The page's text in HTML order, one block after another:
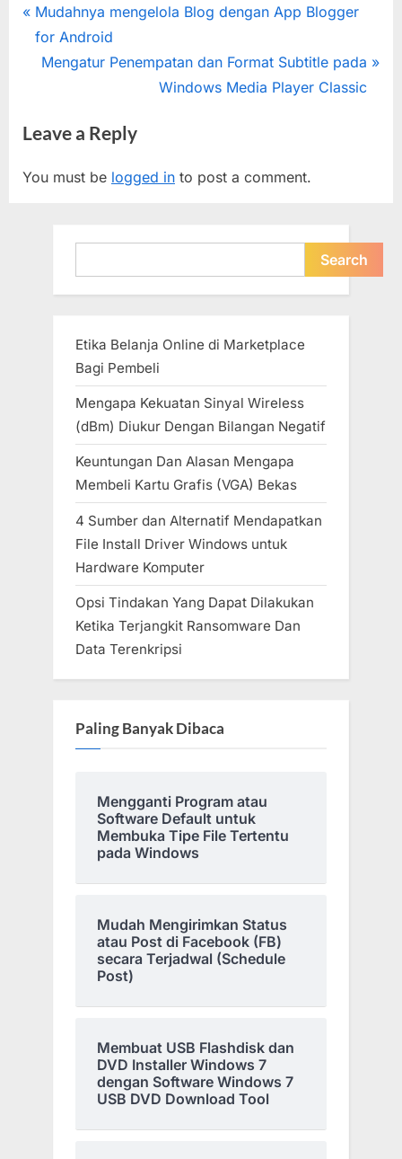
Post
navigation
P
r
o
s
Mudahnya mengelola Blog dengan App Blogger
for Android
N
t
o
Mengatur Penempatan dan Format Subtitle pada
Windows Media Player Classic
Leave a Reply
You must be logged in to post a comment.
Search
Etika Belanja Online di Marketplace
Bagi Pembeli
Mengapa Kekuatan Sinyal Wireless
(dBm) Diukur Dengan Bilangan Negatif
Keuntungan Dan Alasan Mengapa
Membeli Kartu Grafis (VGA) Bekas
4 Sumber dan Alternatif Mendapatkan
File Install Driver Windows untuk
Hardware Komputer
Opsi Tindakan Yang Dapat Dilakukan
Ketika Terjangkit Ransomware Dan
Data Terenkripsi
Paling Banyak Dibaca
Mengganti Program atau
Software Default untuk
Membuka Tipe File Tertentu
pada Windows
Mudah Mengirimkan Status
atau Post di Facebook (FB)
secara Terjadwal (Schedule
Post)
Membuat USB Flashdisk dan
DVD Installer Windows 7
dengan Software Windows 7
USB DVD Download Tool